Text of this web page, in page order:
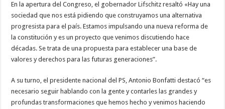
En la apertura del Congreso, el gobernador Lifschitz resaltó «Hay una
sociedad que nos está pidiendo que construyamos una alternativa
progresista para el país. Estamos impulsando una nueva reforma de
la constitución y es un proyecto que venimos discutiendo hace
décadas. Se trata de una propuesta para establecer una base de
valores y derechos para las futuras generaciones”.
A su turno, el presidente nacional del PS, Antonio Bonfatti destacó “es
necesario seguir hablando con la gente y contarles las grandes y
profundas transformaciones que hemos hecho y venimos haciendo